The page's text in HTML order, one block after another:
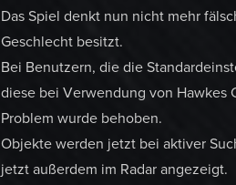
Das Spiel denkt nun nicht mehr
Geschlecht besitzt.
Bei Benutzern, die die
diese bei Verwendung von Hawkes
Problem wurde behoben.
Objekte werden jetzt bei aktiver
jetzt außerdem im Radar angezeigt.